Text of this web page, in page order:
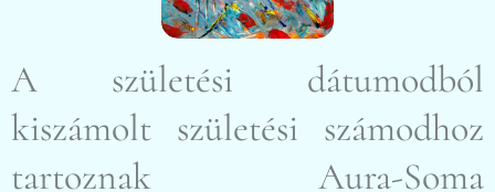
A születési dátumodból
kiszámolt születési számodhoz
tartoznak Aura-Soma